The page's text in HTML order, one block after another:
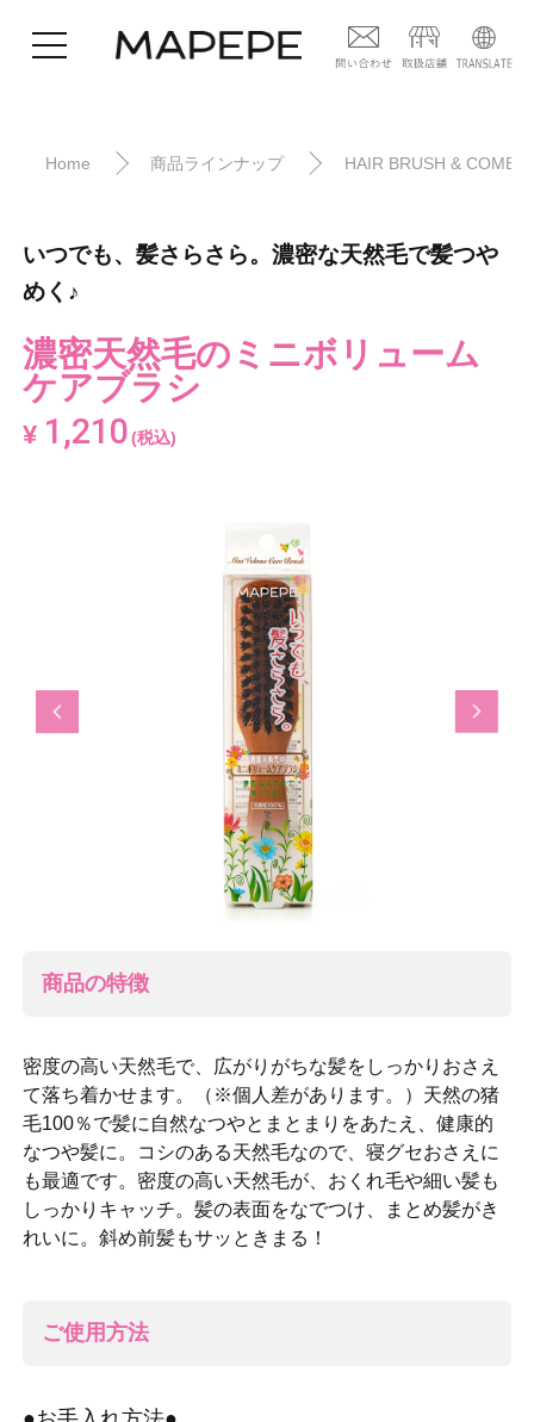
Home 商品ラインナップ HAIR BRUSH & COMB
いつでも、髪さらさら。濃密な天然毛で髪つや
めく♪
濃密天然毛のミニボリューム
ケアブラシ
¥ 1,210 (税込)
Previous Next
商品の特徴
密度の高い天然毛で、広がりがちな髪をしっかりおさえ
て落ち着かせます。（※個人差があります。）天然の猪
毛100％で髪に自然なつやとまとまりをあたえ、健康的
なつや髪に。コシのある天然毛なので、寝グセおさえに
も最適です。密度の高い天然毛が、おくれ毛や細い髪も
しっかりキャッチ。髪の表面をなでつけ、まとめ髪がき
れいに。斜め前髪もサッときまる！
ご使用方法